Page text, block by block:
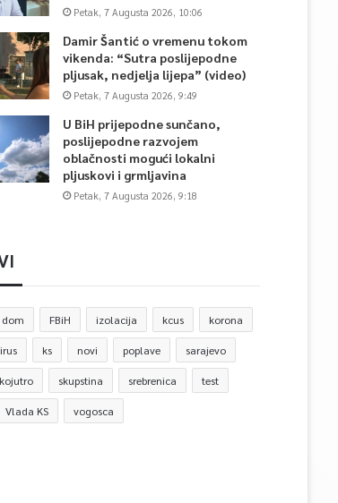
Petak, 7 Augusta 2026, 10:06
Damir Šantić o vremenu tokom
vikenda: “Sutra poslijepodne
pljusak, nedjelja lijepa” (video)
Petak, 7 Augusta 2026, 9:49
U BiH prijepodne sunčano,
poslijepodne razvojem
oblačnosti mogući lokalni
pljuskovi i grmljavina
Petak, 7 Augusta 2026, 9:18
dom FBiH izolacija kcus korona
ks novi poplave sarajevo
skupstina srebrenica test
Vlada KS vogosca